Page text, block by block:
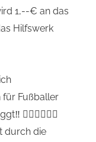
1,--€ an das
Hilfswerk
für Fußballer
🏃🏻‍♂️🏃🏻‍♀️
durch die